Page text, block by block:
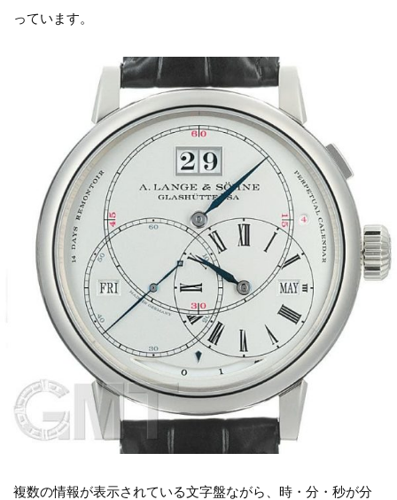
っています。
複数の情報が表示されている文字盤ながら、時・分・秒が分